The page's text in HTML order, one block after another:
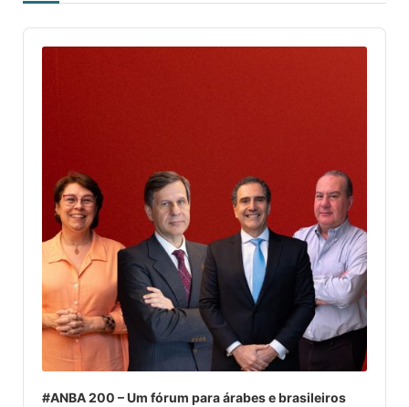
Audio
Player
#ANBA 200 – Um fórum para árabes e brasileiros